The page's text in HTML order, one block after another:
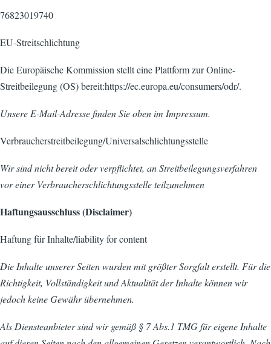
76823019740
EU-Streitschlichtung
Die Europäische Kommission stellt eine Plattform zur Online-
Streitbeilegung (OS) bereit:https://ec.europa.eu/consumers/odr/.
Unsere E-Mail-Adresse finden Sie oben im Impressum.
Verbraucherstreitbeilegung/Universalschlichtungsstelle
Wir sind nicht bereit oder verpflichtet, an Streitbeilegungsverfahren
vor einer Verbraucherschlichtungsstelle teilzunehmen
Haftungsausschluss (Disclaimer)
Haftung für Inhalte/liability for content
Die Inhalte unserer Seiten wurden mit größter Sorgfalt erstellt. Für die
Richtigkeit, Vollständigkeit und Aktualität der Inhalte können wir
jedoch keine Gewähr übernehmen.
Als Diensteanbieter sind wir gemäß § 7 Abs.1 TMG für eigene Inhalte